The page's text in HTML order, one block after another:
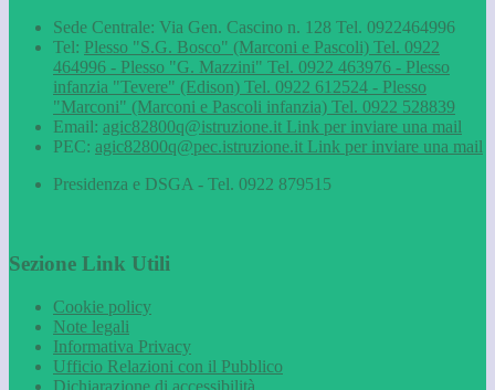
Sede Centrale: Via Gen. Cascino n. 128 Tel. 0922464996
Tel: Plesso "S.G. Bosco" (Marconi e Pascoli) Tel. 0922
464996 - Plesso "G. Mazzini" Tel. 0922 463976 - Plesso
infanzia "Tevere" (Edison) Tel. 0922 612524 - Plesso
"Marconi" (Marconi e Pascoli infanzia) Tel. 0922 528839
Email: agic82800q@istruzione.it Link per inviare una mail
PEC: agic82800q@pec.istruzione.it Link per inviare una mail
Presidenza e DSGA - Tel. 0922 879515
Sezione Link Utili
Cookie policy
Note legali
Informativa Privacy
Ufficio Relazioni con il Pubblico
Dichiarazione di accessibilità